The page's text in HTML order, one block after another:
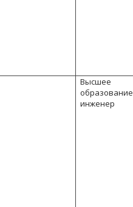
Высшее
образование,
инженер